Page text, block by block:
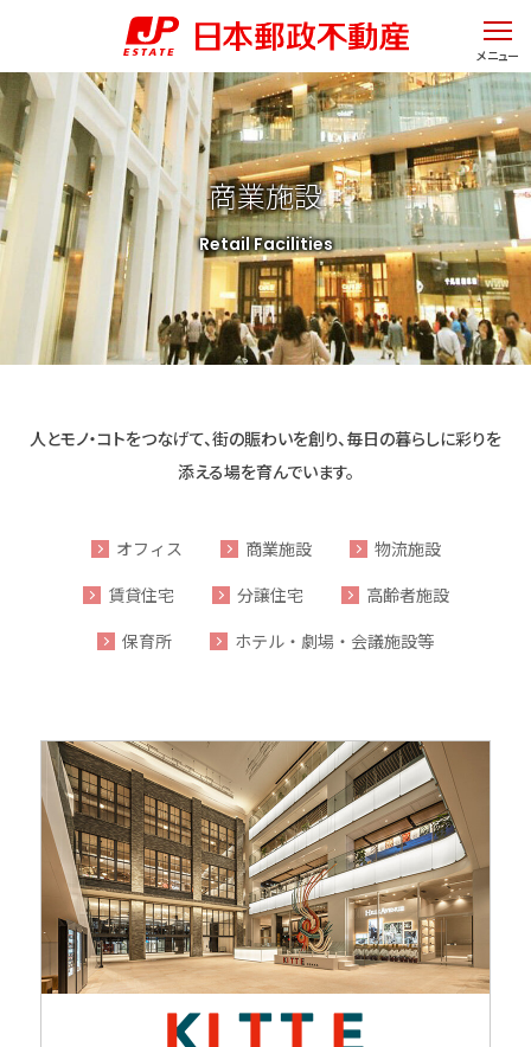
ページの先頭です。
ページ内移動用のリンクです。
ヘッダーメニューへ移動します。
本文へ移動します。
フッターメニューへ移動します。
ここからヘッダーメニューです。
メニュー
ヘッダーメニューはここまでです。
ここから本文です。
商業施設
Retail Facilities
人とモノ・コトをつなげて、街の賑わいを創り、毎日の暮らしに彩りを
添える場を育んでいます。
オフィス 商業施設
物流施設
賃貸住宅
分譲住宅
高齢者施設
保育所
ホテル・劇場・会議施設等
ページの終わりです。